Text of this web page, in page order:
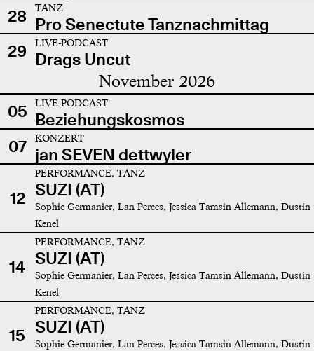
28
TANZ
Pro Senectute Tanznachmittag
29
LIVE-PODCAST
Drags Uncut
November 2026
05 LIVE-PODCAST
Beziehungskosmos
07
KONZERT
jan SEVEN dettwyler
12
PERFORMANCE, TANZ
SUZI (AT)
Sophie Germanier, Lan Perces, Jessica Tamsin Allemann, Dustin
Kenel
14
PERFORMANCE, TANZ
SUZI (AT)
Sophie Germanier, Lan Perces, Jessica Tamsin Allemann, Dustin
Kenel
15
PERFORMANCE, TANZ
SUZI (AT)
Sophie Germanier, Lan Perces, Jessica Tamsin Allemann, Dustin